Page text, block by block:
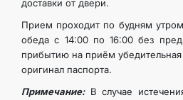
доставки от двери.
Прием проходит по будням
обеда с 14:00 по 16:00 без
прибытию на приём
оригинал паспорта.
Примечание:В случае